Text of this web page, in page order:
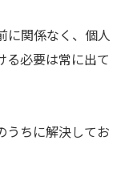
に関係なく、個人
る必要は常に出て
うちに解決してお